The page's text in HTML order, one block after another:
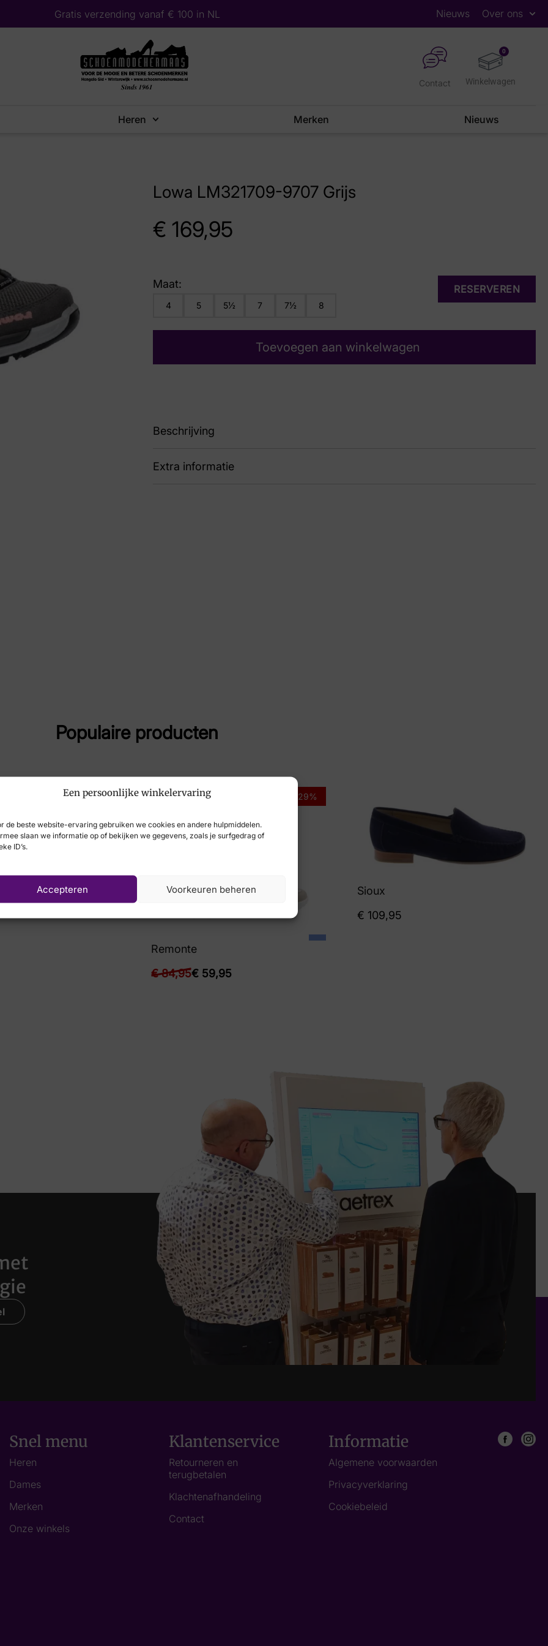
Een persoonlijke winkelervaring
de beste website-ervaring gebruiken we cookies en andere hulpmiddelen.
slaan we informatie op of bekijken we gegevens, zoals je surfgedrag of
ID’s.
Accepteren Voorkeuren beheren
Gratis verzending vanaf € 100 in NL Nieuws Over ons
0
Contact
Heren Merken Nieuws
Lowa LM321709-9707 Grijs
€ 169,95
RESERVEREN
Maat:
4 5 5½ 7 7½ 8
Toevoegen aan winkelwagen
Beschrijving
LM321709-9707
Extra informatie
Populaire producten
-29%
Remonte
€84,95€ 59,95
Sioux
€ 109,95
Snel menu
Heren
Dames
Merken
Onze winkels
Klantenservice
Retourneren en
terugbetalen
Klachtenafhandeling
Contact
Informatie
Algemene voorwaarden
Privacyverklaring
Cookiebeleid